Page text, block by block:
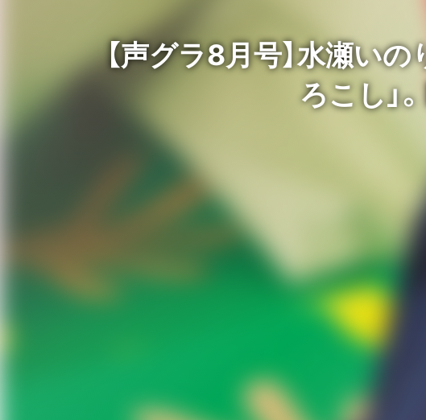
【声グラ8月号】水瀬い
ろこし」